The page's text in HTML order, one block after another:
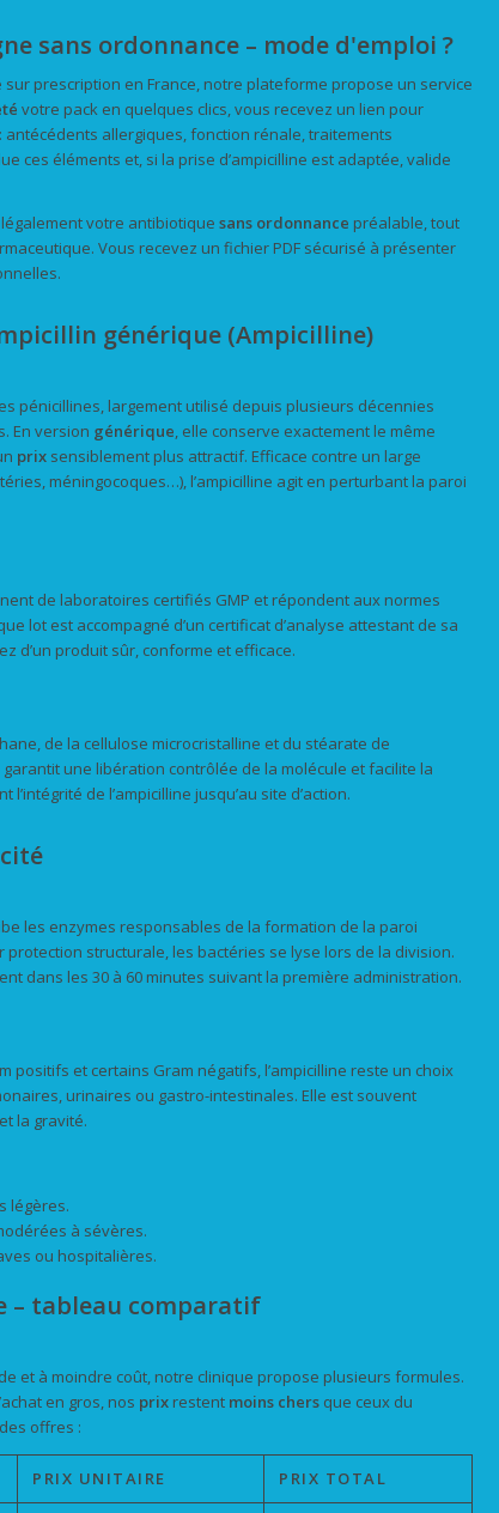
sans ordonnance – mode d'emploi ?
sur prescription en France, notre plateforme propose un service
votre pack en quelques clics, vous recevez un lien pour
allergiques, fonction rénale, traitements
ces éléments et, si la prise d’ampicilline est adaptée, valide
légalement votre antibiotique sans ordonnance préalable, tout
Vous recevez un fichier PDF sécurisé à présenter
générique (Ampicilline)
pénicillines, largement utilisé depuis plusieurs décennies
En version générique, elle conserve exactement le même
prix sensiblement plus attractif. Efficace contre un large
méningocoques…), l’ampicilline agit en perturbant la paroi
de laboratoires certifiés GMP et répondent aux normes
lot est accompagné d’un certificat d’analyse attestant de sa
d’un produit sûr, conforme et efficace.
de la cellulose microcristalline et du stéarate de
une libération contrôlée de la molécule et facilite la
de l’ampicilline jusqu’au site d’action.
les enzymes responsables de la formation de la paroi
structurale, les bactéries se lyse lors de la division.
dans les 30 à 60 minutes suivant la première administration.
positifs et certains Gram négatifs, l’ampicilline reste un choix
urinaires ou gastro-intestinales. Elle est souvent
la gravité.
légères.
à sévères.
ou hospitalières.
– tableau comparatif
et à moindre coût, notre clinique propose plusieurs formules.
en gros, nos prix restent moins chers que ceux du
offres :
PRIX UNITAIRE PRIX TOTAL